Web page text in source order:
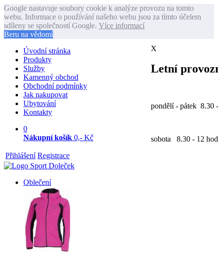
Google nastavuje soubory cookie k analýze provozu na tomto
webu. Informace o používání našeho webu jsou za tímto účelem
sdíleny se společností Google. Více informací
Beru na vědomí
X
Letní
pondělí - pátek 8.30
sobota 8.30 - 12 hod
Úvodní stránka
Produkty
Služby
Kamenný obchod
Obchodní podmínky
Jak nakupovat
Ubytování
Kontakty
0
Nákupní košík 0,- Kč
Přihlášení Registrace
Oblečení